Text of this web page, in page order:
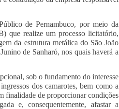
de Pernambuco, por meio da
que realize um processo licitatório,
da estrutura metálica do São João
de Sanharó, nos quais haverá a
sob o fundamento do interesse
dos camarotes, bem como a
finalidade de proporcionar condições
e, consequentemente, afastar a